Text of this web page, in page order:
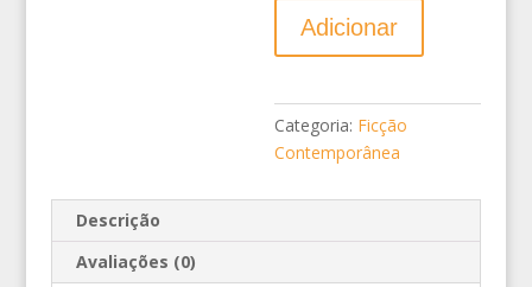
Adicionar
Categoria: Ficção
Contemporânea
Descrição
Avaliações (0)